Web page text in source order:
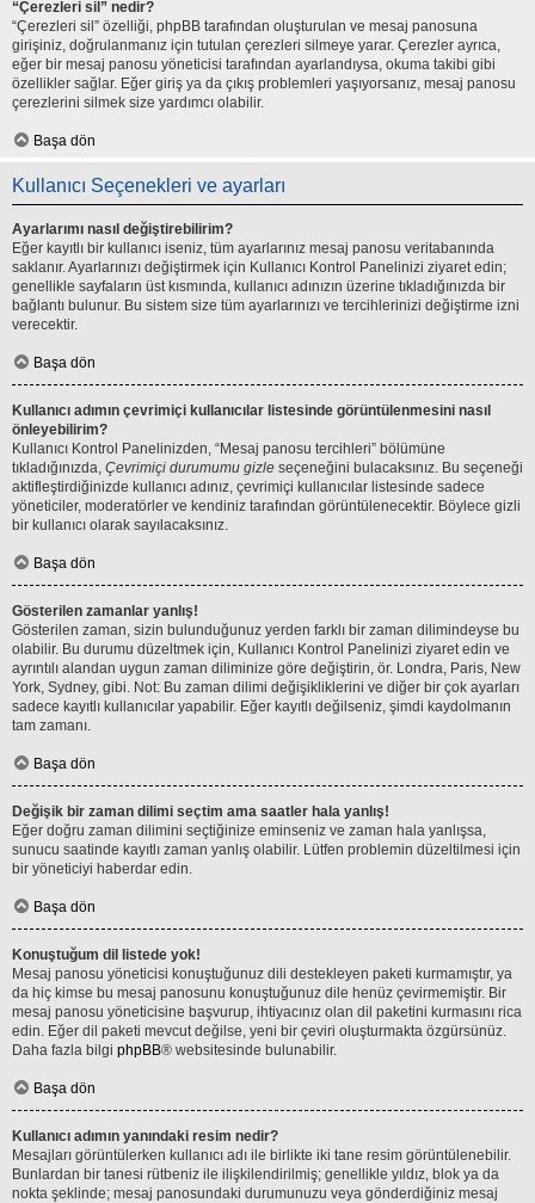
“Çerezleri sil” nedir?
“Çerezleri sil” özelliği, phpBB tarafından oluşturulan ve mesaj panosuna
girişiniz, doğrulanmanız için tutulan çerezleri silmeye yarar. Çerezler ayrıca,
eğer bir mesaj panosu yöneticisi tarafından ayarlandıysa, okuma takibi gibi
özellikler sağlar. Eğer giriş ya da çıkış problemleri yaşıyorsanız, mesaj panosu
çerezlerini silmek size yardımcı olabilir.
Başa dön
Kullanıcı Seçenekleri ve ayarları
Ayarlarımı nasıl değiştirebilirim?
Eğer kayıtlı bir kullanıcı iseniz, tüm ayarlarınız mesaj panosu veritabanında
saklanır. Ayarlarınızı değiştirmek için Kullanıcı Kontrol Panelinizi ziyaret edin;
genellikle sayfaların üst kısmında, kullanıcı adınızın üzerine tıkladığınızda bir
bağlantı bulunur. Bu sistem size tüm ayarlarınızı ve tercihlerinizi değiştirme izni
verecektir.
Başa dön
Kullanıcı adımın çevrimiçi kullanıcılar listesinde görüntülenmesini nasıl
önleyebilirim?
Kullanıcı Kontrol Panelinizden, “Mesaj panosu tercihleri” bölümüne
tıkladığınızda, Çevrimiçi durumumu gizle seçeneğini bulacaksınız. Bu seçeneği
aktifleştirdiğinizde kullanıcı adınız, çevrimiçi kullanıcılar listesinde sadece
yöneticiler, moderatörler ve kendiniz tarafından görüntülenecektir. Böylece gizli
bir kullanıcı olarak sayılacaksınız.
Başa dön
Gösterilen zamanlar yanlış!
Gösterilen zaman, sizin bulunduğunuz yerden farklı bir zaman dilimindeyse bu
olabilir. Bu durumu düzeltmek için, Kullanıcı Kontrol Panelinizi ziyaret edin ve
ayrıntılı alandan uygun zaman diliminize göre değiştirin, ör. Londra, Paris, New
York, Sydney, gibi. Not: Bu zaman dilimi değişikliklerini ve diğer bir çok ayarları
sadece kayıtlı kullanıcılar yapabilir. Eğer kayıtlı değilseniz, şimdi kaydolmanın
tam zamanı.
Başa dön
Değişik bir zaman dilimi seçtim ama saatler hala yanlış!
Eğer doğru zaman dilimini seçtiğinize eminseniz ve zaman hala yanlışsa,
sunucu saatinde kayıtlı zaman yanlış olabilir. Lütfen problemin düzeltilmesi için
bir yöneticiyi haberdar edin.
Başa dön
Konuştuğum dil listede yok!
Mesaj panosu yöneticisi konuştuğunuz dili destekleyen paketi kurmamıştır, ya
da hiç kimse bu mesaj panosunu konuştuğunuz dile henüz çevirmemiştir. Bir
mesaj panosu yöneticisine başvurup, ihtiyacınız olan dil paketini kurmasını rica
edin. Eğer dil paketi mevcut değilse, yeni bir çeviri oluşturmakta özgürsünüz.
Daha fazla bilgi phpBB® websitesinde bulunabilir.
Başa dön
Kullanıcı adımın yanındaki resim nedir?
Mesajları görüntülerken kullanıcı adı ile birlikte iki tane resim görüntülenebilir.
Bunlardan bir tanesi rütbeniz ile ilişkilendirilmiş; genellikle yıldız, blok ya da
nokta şeklinde; mesaj panosundaki durumunuzu veya gönderdiğiniz mesaj